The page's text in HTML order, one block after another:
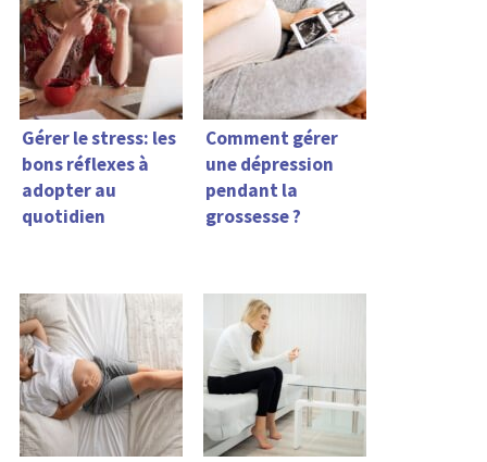
Gérer le stress: les
bons réflexes à
adopter au
quotidien
Comment gérer
une dépression
pendant la
grossesse ?